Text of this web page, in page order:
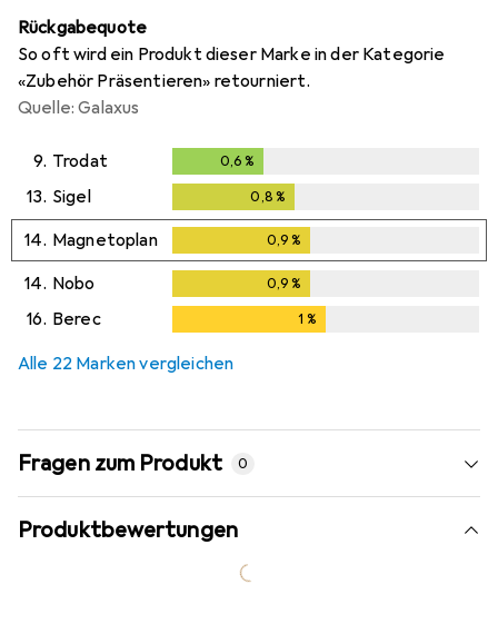
Rückgabequote
So oft wird ein Produkt dieser Marke in der Kategorie
«Zubehör Präsentieren» retourniert.
Quelle: Galaxus
9. Trodat 0,6 %
13. Sigel 0,8 %
14. Magnetoplan 0,9%
14. Nobo 0,9%
16. Berec 1 %
Alle 22 Marken vergleichen
Fragen zum Produkt 0
Produktbewertungen